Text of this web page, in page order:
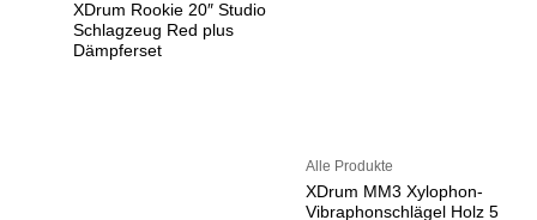
XDrum Rookie 20″ Studio
Schlagzeug Red plus
Dämpferset
Alle Produkte
XDrum MM3 Xylophon-
Vibraphonschlägel Holz 5